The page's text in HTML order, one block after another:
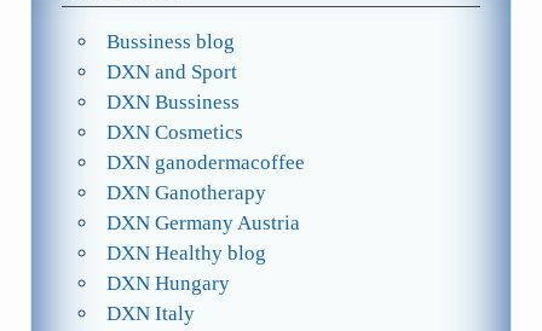
Bussiness blog
DXN and Sport
DXN Bussiness
DXN Cosmetics
DXN ganodermacoffee
DXN Ganotherapy
DXN Germany Austria
DXN Healthy blog
DXN Hungary
DXN Italy